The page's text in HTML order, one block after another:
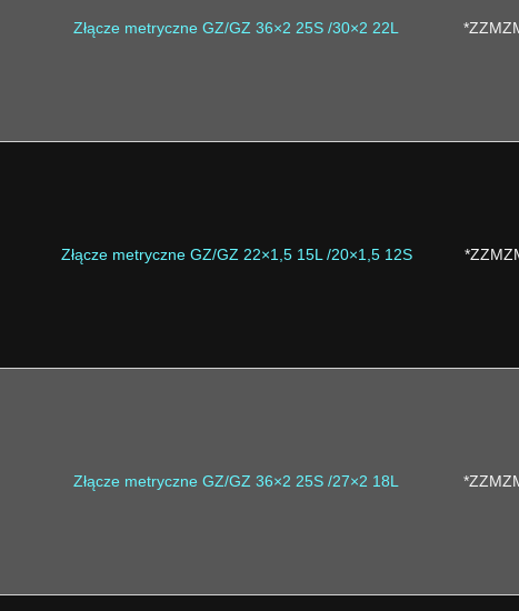
Złącze metryczne GZ/GZ 36×2 25S /30×2 22L
Złącze metryczne GZ/GZ 22×1,5 15L /20×1,5 12S
Złącze metryczne GZ/GZ 36×2 25S /27×2 18L